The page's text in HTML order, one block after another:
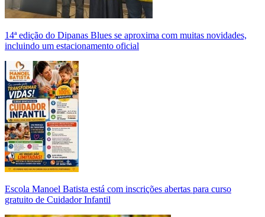
14ª edição do Dipanas Blues se aproxima com muitas novidades,
incluindo um estacionamento oficial
Escola Manoel Batista está com inscrições abertas para curso
gratuito de Cuidador Infantil